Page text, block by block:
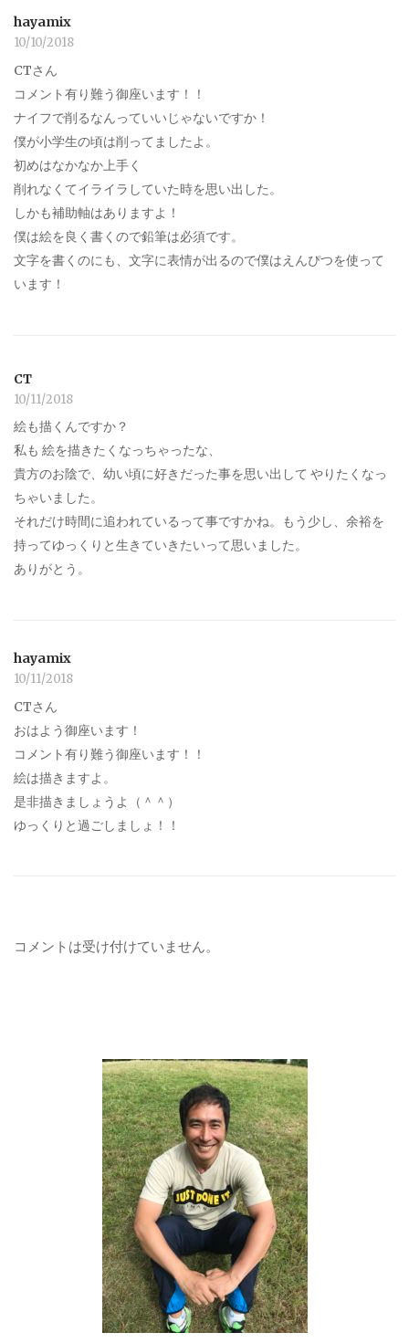
hayamix
10/10/2018
CTさん
コメント有り難う御座います！！
ナイフで削るなんっていいじゃないですか！
僕が小学生の頃は削ってましたよ。
初めはなかなか上手く
削れなくてイライラしていた時を思い出した。
しかも補助軸はありますよ！
僕は絵を良く書くので鉛筆は必須です。
文字を書くのにも、文字に表情が出るので僕はえんぴつを使って
います！
CT
10/11/2018
絵も描くんですか？
私も 絵を描きたくなっちゃったな、
貴方のお陰で、幼い頃に好きだった事を思い出して やりたくなっ
ちゃいました。
それだけ時間に追われているって事ですかね。もう少し、余裕を
持ってゆっくりと生きていきたいって思いました。
ありがとう。
hayamix
10/11/2018
CTさん
おはよう御座います！
コメント有り難う御座います！！
絵は描きますよ。
是非描きましょうよ（＾＾）
ゆっくりと過ごしましょ！！
コメントは受け付けていません。